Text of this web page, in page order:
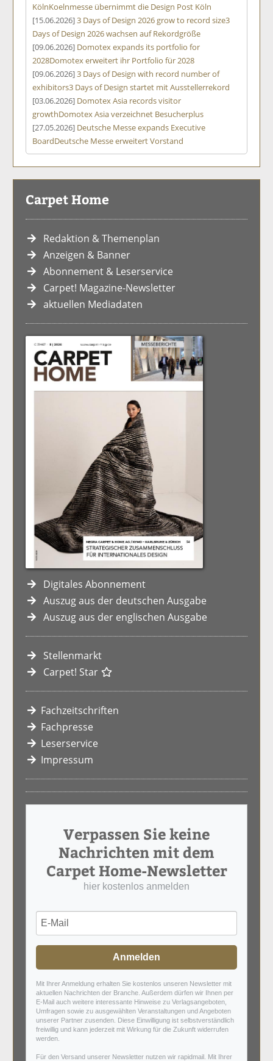
KölnKoelnmesse übernimmt die Design Post Köln
[15.06.2026]3 Days of Design 2026 grow to record size3
Days of Design 2026 wachsen auf Rekordgröße
[09.06.2026] Domotex expands its portfolio for
2028Domotex erweitert ihr Portfolio für 2028
[09.06.2026]3 Days of Design with record number of
exhibitors3 Days of Design startet mit Ausstellerrekord
[03.06.2026] Domotex Asia records visitor
growthDomotex Asia verzeichnet Besucherplus
[27.05.2026] Deutsche Messe expands Executive
BoardDeutsche Messe erweitert Vorstand
Carpet Home
Redaktion & Themenplan
Anzeigen & Banner
Abonnement & Leserservice
Carpet! Magazine-Newsletter
aktuellen Mediadaten
Digitales Abonnement
Auszug aus der deutschen Ausgabe
Auszug aus der englischen Ausgabe
Stellenmarkt
Carpet! Star
Fachzeitschriften
Fachpresse
Leserservice
Impressum
Verpassen Sie keine
Nachrichten mit dem
Carpet Home-Newsletter
hier kostenlos anmelden
Anmelden
Mit Ihrer Anmeldung erhalten Sie kostenlos unseren Newsletter mit
aktuellen Nachrichten der Branche. Außerdem dürfen wir Ihnen per
E-Mail auch weitere interessante Hinweise zu Verlagsangeboten,
Umfragen sowie zu ausgewählten Veranstaltungen und Angeboten
unserer Partner zusenden. Diese Einwilligung ist selbstverständlich
freiwillig und kann jederzeit mit Wirkung für die Zukunft widerrufen
werden.
Für den Versand unserer Newsletter nutzen wir rapidmail. Mit Ihrer